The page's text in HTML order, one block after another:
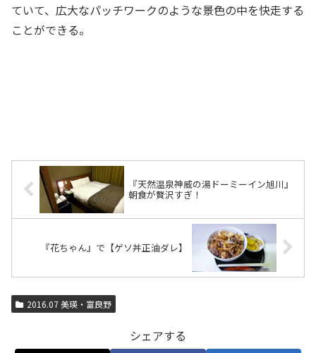
ていて、広大なパッチワークのような景色の中を快走する
ことができる。
『天然温泉神威の湯ドーミーイン旭川』
朝食が贅沢すぎ！
『花ちゃん』で【ゲソ丼正油ダレ】
2016.07 美瑛・富良野
シェアする